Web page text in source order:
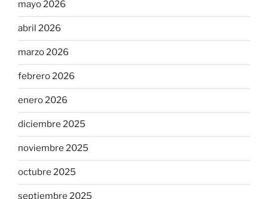
mayo 2026
abril 2026
marzo 2026
febrero 2026
enero 2026
diciembre 2025
noviembre 2025
octubre 2025
septiembre 2025